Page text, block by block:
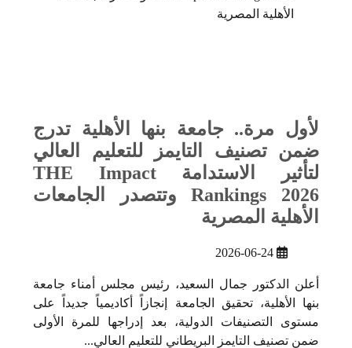
لأول مرة.. جامعة بنها الأهلية تدرج
ضمن تصنيف التايمز للتعليم العالي
لتأثير الاستدامة THE Impact
Rankings 2026 وتتصدر الجامعات
الأهلية المصرية
2026-06-24
أعلن الدكتور جمال السعيد، رئيس مجلس أمناء جامعة
بنها الأهلية، تحقيق الجامعة إنجازاً أكاديمياً جديداً على
مستوى التصنيفات الدولية، بعد إدراجها للمرة الأولى
ضمن تصنيف التايمز البريطاني للتعليم العالي...